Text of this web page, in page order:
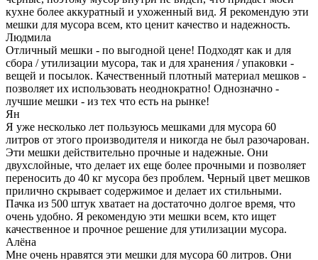
кухне более аккуратный и ухоженный вид. Я рекомендую эти
мешки для мусора всем, кто ценит качество и надежность.
Людмила
Отличный мешки - по выгодной цене! Подходят как и для
сбора / утилизации мусора, так и для хранения / упаковки -
вещей и посылок. Качественный плотный материал мешков -
позволяет их использовать неоднократно! Однозначно -
лучшие мешки - из тех что есть на рынке!
Ян
Я уже несколько лет пользуюсь мешками для мусора 60
литров от этого производителя и никогда не был разочарован.
Эти мешки действительно прочные и надежные. Они
двухслойные, что делает их еще более прочными и позволяет
переносить до 40 кг мусора без проблем. Черный цвет мешков
прилично скрывает содержимое и делает их стильными.
Пачка из 500 штук хватает на достаточно долгое время, что
очень удобно. Я рекомендую эти мешки всем, кто ищет
качественное и прочное решение для утилизации мусора.
Алёна
Мне очень нравятся эти мешки для мусора 60 литров. Они